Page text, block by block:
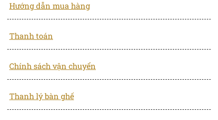
Hướng dẫn mua hàng
Thanh toán
Chính sách vận chuyển
Thanh lý bàn ghế